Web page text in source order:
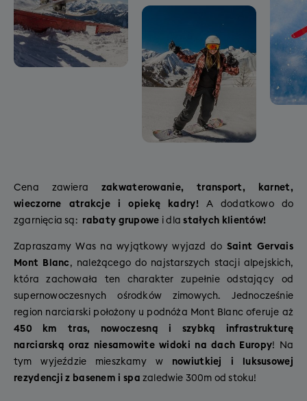
Cena zawiera zakwaterowanie, transport, karnet,
wieczorne atrakcje i opiekę kadry! A dodatkowo do
zgarnięcia są: rabaty grupowe i dla stałych klientów!
Zapraszamy Was na wyjątkowy wyjazd do Saint Gervais
Mont Blanc , należącego do najstarszych stacji alpejskich,
która zachowała ten charakter zupełnie odstający od
supernowoczesnych ośrodków zimowych. Jednocześnie
region narciarski położony u podnóża Mont Blanc oferuje aż
450 km tras, nowoczesną i szybką infrastrukturę
narciarską oraz niesamowite widoki na dach Europy! Na
tym wyjeździe mieszkamy w nowiutkiej i luksusowej
rezydencji z basenem i spa zaledwie 300m od stoku!